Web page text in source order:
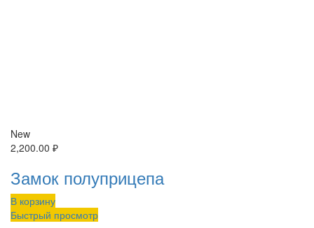
New
2,200.00 ₽
Замок полуприцепа
В корзину
Быстрый просмотр